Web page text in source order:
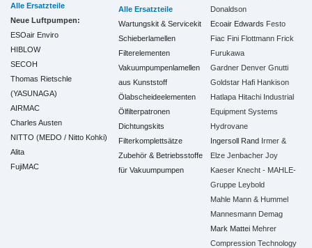
Alle Ersatzteile
Neue Luftpumpen:
ESOair Enviro
HIBLOW
SECOH
Thomas Rietschle
(YASUNAGA)
AIRMAC
Charles Austen
NITTO (MEDO / Nitto Kohki)
Alita
FujiMAC
Alle Ersatzteile
Wartungskit & Servicekit
Schieberlamellen
Filterelementen
Vakuumpumpenlamellen
aus Kunststoff
Ölabscheideelementen
Ölfilterpatronen
Dichtungskits
Filterkomplettsätze
Zubehör & Betriebsstoffe
für Vakuumpumpen
Donaldson
Ecoair Edwards Festo
Fiac Fini Flottmann Frick
Furukawa
Gardner Denver Gnutti
Goldstar Hafi Hankison
Hatlapa Hitachi Industrial
Equipment Systems
Hydrovane
Ingersoll Rand Irmer &
Elze Jenbacher Joy
Kaeser Knecht - MAHLE-
Gruppe Leybold
Mahle Mann & Hummel
Mannesmann Demag
Mark Mattei Mehrer
Compression Technology